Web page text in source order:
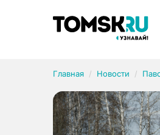
Главная Новости
Рубрики